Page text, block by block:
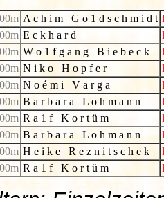
A c h i m G o 1 d s c h m i d t
E c k h a r d
W o 1 f g a n g B i e b e c k
N i k o H o p f e r
N o é m i V a r g a
B a r b a r a L o h m a n n
R a 1 f K o r t ü m
B a r b a r a L o h m a n n
H e i k e R e z n i t s c h e k
R a 1 f K o r t ü m